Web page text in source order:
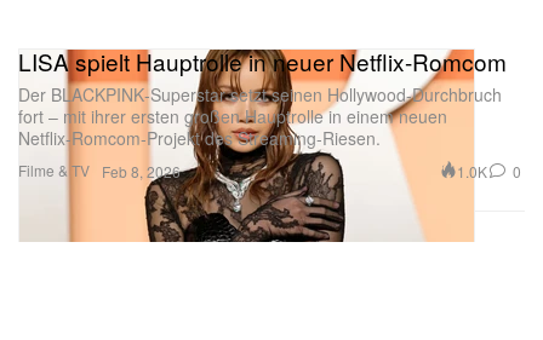
Filme & TV
LISA spielt Hauptrolle in neuer Netflix-Romcom
Der BLACKPINK‑Superstar setzt seinen Hollywood‑Durchbruch
fort – mit ihrer ersten großen Hauptrolle in einem neuen
Netflix‑Romcom‑Projekt des Streaming‑Riesen.
Feb 8, 2026 1.0K 0